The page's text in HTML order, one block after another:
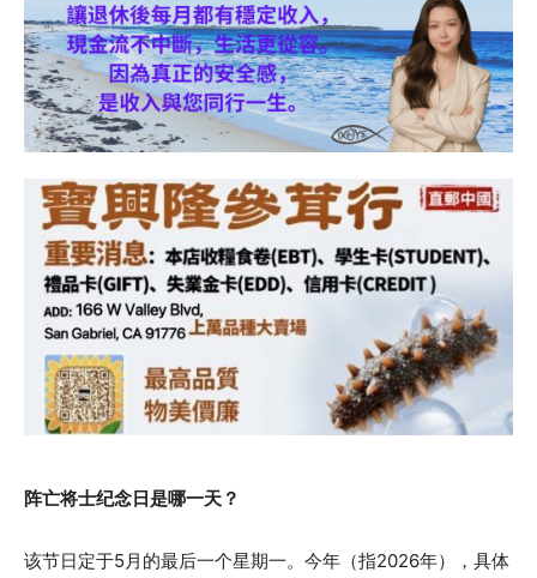
阵亡将士纪念日是哪一天？
该节日定于5月的最后一个星期一。今年（指2026年），具体